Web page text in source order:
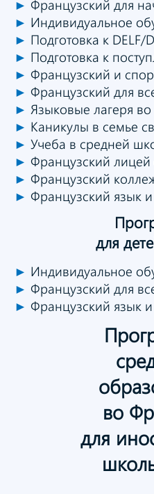
► Французский для
► Индивидуальное
► Подготовка к DELF/
► Подготовка к
► Французский и
► Французский для
► Языковые лагеря
► Каникулы в семье
► Учеба в средней
► Французский лицей
► Французский
► Французский язык и
для
► Индивидуальное
► Французский для
► Французский язык и
во
для